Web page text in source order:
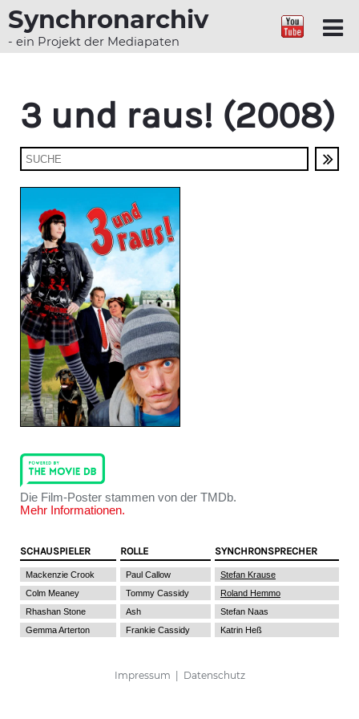
Synchronarchiv
- ein Projekt der Mediapaten
3 und raus! (2008)
Die Film-Poster stammen von der TMDb.
Mehr Informationen.
SCHAUSPIELER ROLLE SYNCHRONSPRECHER
Mackenzie Crook Paul Callow
Stefan Krause
Colm Meaney
Tommy Cassidy
Roland Hemmo
Rhashan Stone
Ash
Stefan Naas
Gemma Arterton
Frankie Cassidy Katrin Heß
Impressum Datenschutz